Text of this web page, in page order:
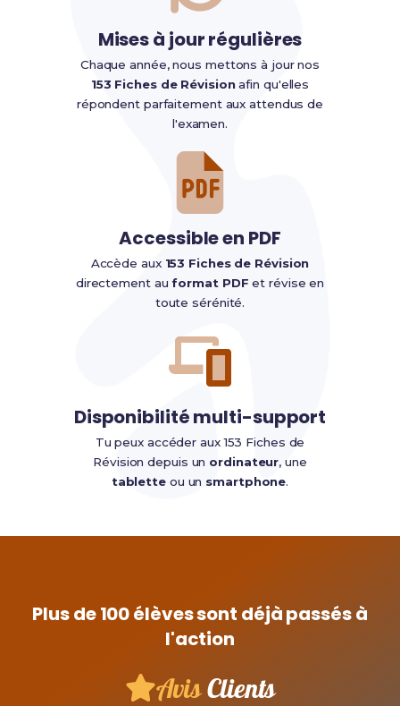
Mises à jour régulières
Chaque année, nous mettons à jour nos
153 Fiches de Révisionafin qu'elles
répondent parfaitement aux attendus de
l'examen.
Accessible en PDF
Accède aux 153 Fiches de Révision
directement auformat PDF et révise en
toute sérénité.
Disponibilité multi-support
Tu peux accéder aux 153 Fiches de
Révision depuis un ordinateur, une
tabletteou un smartphone.
Plus de 100 élèves sont déjà passés à
l'action
AvisClients